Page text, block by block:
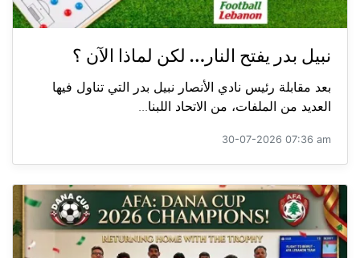
نبيل بدر يفتح النار… لكن لماذا الآن ؟
بعد مقابلة رئيس نادي الأنصار نبيل بدر التي تناول فيها
العديد من الملفات، من الاتحاد اللبنا...
30-07-2026 07:36 am